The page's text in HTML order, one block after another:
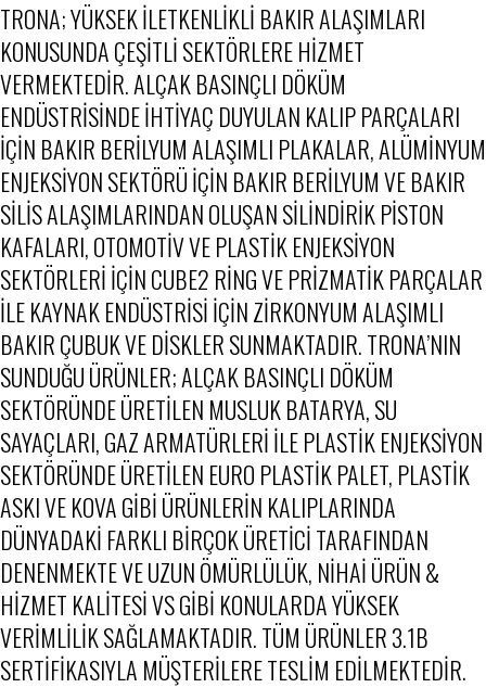
TRONA; YÜKSEK ILETKENLIKLI BAKIR ALAŞIMLARI
KONUSUNDA ÇEŞITLI SEKTÖRLERE HIZMET
VERMEKTEDIR. ALÇAK BASINÇLI DÖKÜM
ENDÜSTRISINDE IHTIYAÇ DUYULAN KALIP PARÇALARI
IÇIN BAKIR BERILYUM ALAŞIMLI PLAKALAR, ALÜMINYUM
ENJEKSIYON SEKTÖRÜ IÇIN BAKIR BERILYUM VE BAKIR
SILIS ALAŞIMLARINDAN OLUŞAN SILINDIRIK PISTON
KAFALARI, OTOMOTIV VE PLASTIK ENJEKSIYON
SEKTÖRLERI IÇIN CUBE2 RING VE PRIZMATIK PARÇALAR
ILE KAYNAK ENDÜSTRISI IÇIN ZIRKONYUM ALAŞIMLI
BAKIR ÇUBUK VE DISKLER SUNMAKTADIR. TRONA’NIN
SUNDUĞU ÜRÜNLER; ALÇAK BASINÇLI DÖKÜM
SEKTÖRÜNDE ÜRETILEN MUSLUK BATARYA, SU
SAYAÇLARI, GAZ ARMATÜRLERI ILE PLASTIK ENJEKSIYON
SEKTÖRÜNDE ÜRETILEN EURO PLASTIK PALET, PLASTIK
ASKI VE KOVA GIBI ÜRÜNLERIN KALIPLARINDA
DÜNYADAKI FARKLI BIRÇOK ÜRETICI TARAFINDAN
DENENMEKTE VE UZUN ÖMÜRLÜLÜK, NIHAI ÜRÜN &
HIZMET KALITESI VS GIBI KONULARDA YÜKSEK
VERIMLILIK SAĞLAMAKTADIR. TÜM ÜRÜNLER 3.1B
SERTIFIKASIYLA MÜŞTERILERE TESLIM EDILMEKTEDIR.